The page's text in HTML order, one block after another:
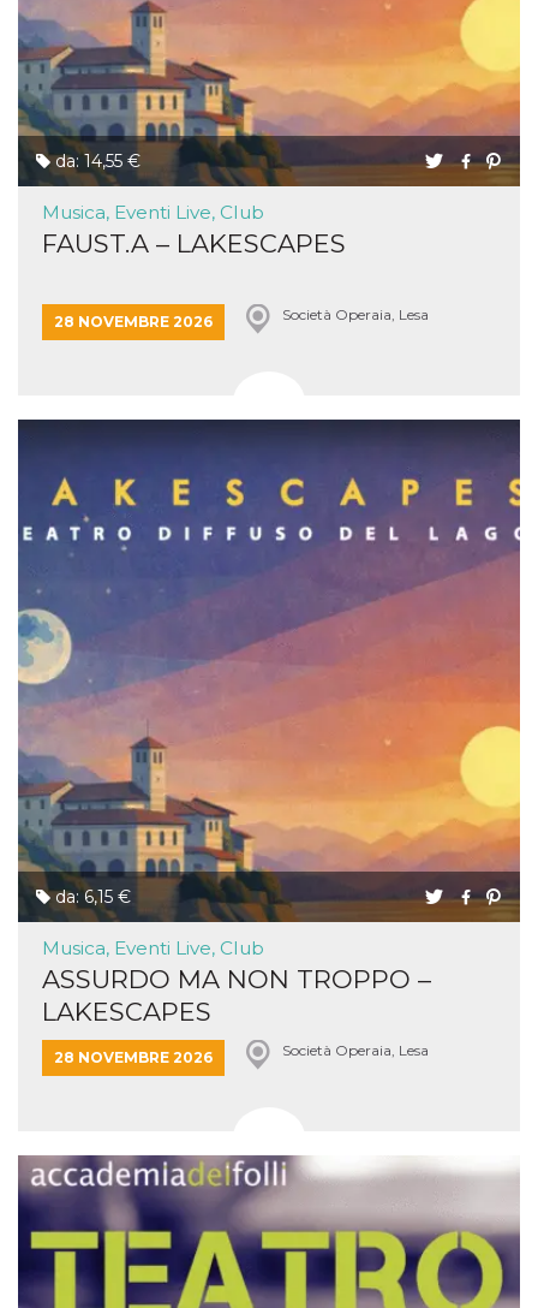
da: 14,55 €
Musica, Eventi Live, Club
FAUST.A – LAKESCAPES
28 NOVEMBRE 2026 Società Operaia, Lesa
da: 6,15 €
Musica, Eventi Live, Club
ASSURDO MA NON TROPPO –
LAKESCAPES
28 NOVEMBRE 2026 Società Operaia, Lesa